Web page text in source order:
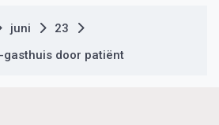
juni
23
gasthuis door patiënt